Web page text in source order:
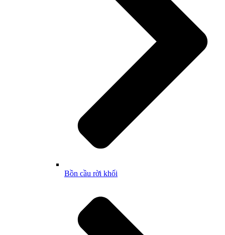
Bồn cầu rời khối